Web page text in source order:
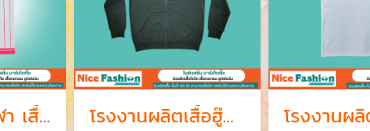
รับผลิตเสื้อกีฬา เสื้อทีม มีขั้นต่ำ 50 ตัว แบรนด์ตัวเอง โรงงานผลิตเสื้อฮู๊ด ราคาส่ง